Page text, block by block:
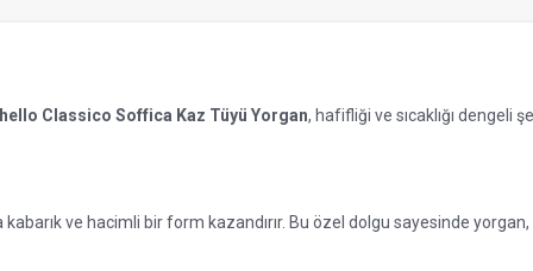
Classico Soffica Kaz Tüyü Yorgan, hafifliği ve sıcaklığı
kabarık ve hacimli bir form kazandırır. Bu özel dolgu sayesinde